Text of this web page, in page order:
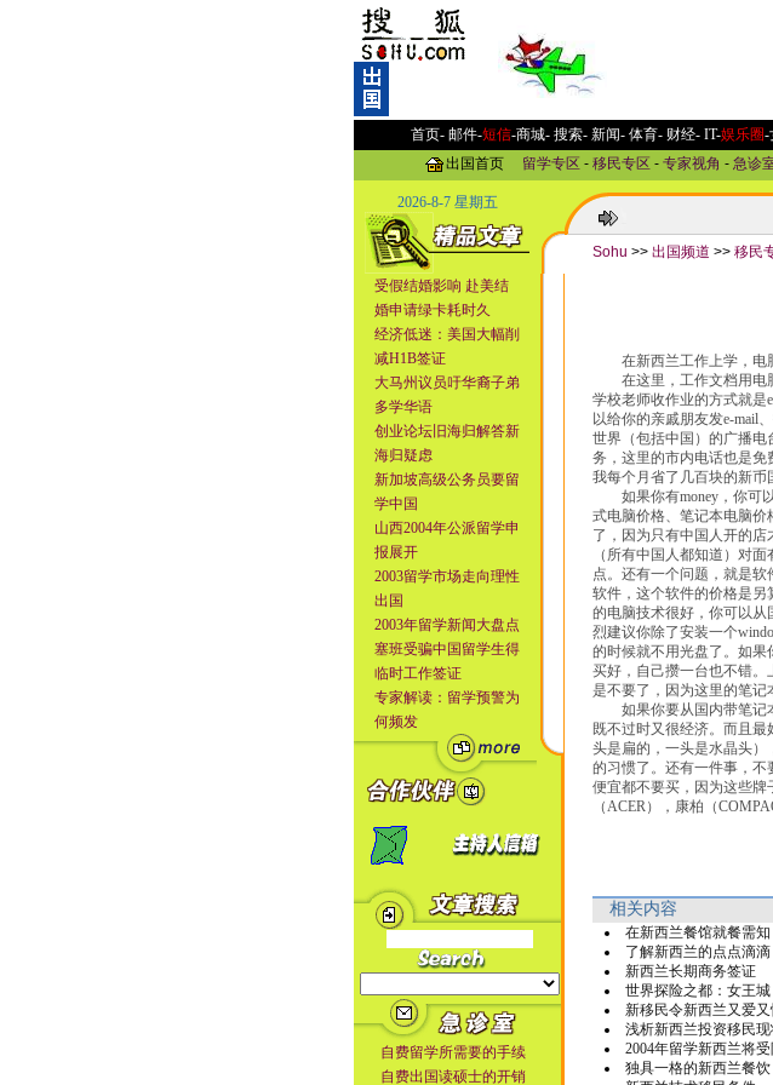
首页- 邮件-短信-商城- 搜索-新闻- 体育-财经- IT-娱乐圈-
出国首页
留学专区 - 移民专区 - 专家视角 - 急诊
2026-8-7 星期五
受假结婚影响 赴美结
婚申请绿卡耗时久
经济低迷：美国大幅削
减H1B签证
大马州议员吁华裔子弟
多学华语
创业论坛旧海归解答新
海归疑虑
新加坡高级公务员要留
学中国
山西2004年公派留学申
报展开
2003留学市场走向理性
出国
2003年留学新闻大盘点
塞班受骗中国留学生得
临时工作签证
专家解读：留学预警为
何频发
自费留学所需要的手续
自费出国读硕士的开销
Sohu >> 出国频道 >> 移民
在新西兰工作上学，电脑
在这里，工作文档用电脑
学校老师收作业的方式就是
以给你的亲戚朋友发e-mail
世界（包括中国）的广播
务，这里的市内电话也是
我每个月省了几百块的新币
如果你有money，你可以
式电脑价格、笔记本电脑
了，因为只有中国人开的店
（所有中国人都知道）对
点。还有一个问题，就是
软件，这个软件的价格是另
的电脑技术很好，你可以
烈建议你除了安装一个
的时候就不用光盘了。如
买好，自己攒一台也不错
是不要了，因为这里的笔记
如果你要从国内带笔记本
既不过时又很经济。而且
头是扁的，一头是水晶头
的习惯了。还有一件事，
便宜都不要买，因为这些
（ACER），康柏（
相关内容
在新西兰餐馆就餐需知
了解新西兰的点点滴滴
新西兰长期商务签证
世界探险之都：女王城
新移民令新西兰又爱又
浅析新西兰投资移民
2004年留学新西兰将受
独具一格的新西兰餐饮